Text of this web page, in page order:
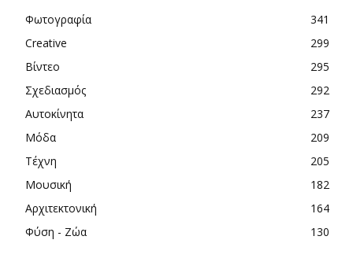
Φωτογραφία
341
Creative
299
Βίντεο
295
Σχεδιασμός
292
Αυτοκίνητα
237
Μόδα
209
Τέχνη
205
Μουσική
182
Αρχιτεκτονική
164
Φύση - Ζώα
130